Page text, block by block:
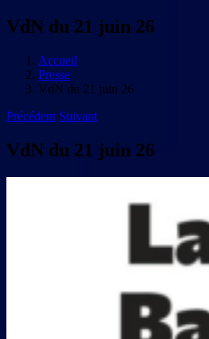
VdN du 21 juin 26
Accueil
Presse
VdN du 21 juin 26
Précédent Suivant
VdN du 21 juin 26